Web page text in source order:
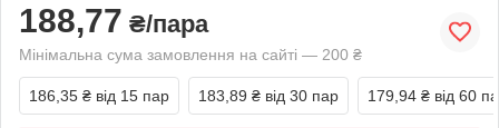
188,77 ₴/пара
Мінімальна сума замовлення на сайті — 200 ₴
186,35 ₴ від 15 пар 183,89 ₴ від 30 пар 179,94 ₴ від 60